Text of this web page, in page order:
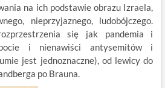
na ich podstawie obrazu Izraela,
nieprzyjaznego, ludobójczego.
się jak pandemia i
i nienawiści antysemitów i
jest jednoznaczne), od lewicy do
po Brauna.